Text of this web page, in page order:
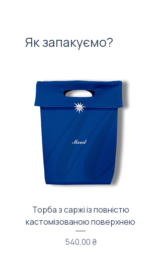
Як запакуємо?
Торба з саржі із повністю
кастомізованою поверхнею
Ціна
540,00 ₴